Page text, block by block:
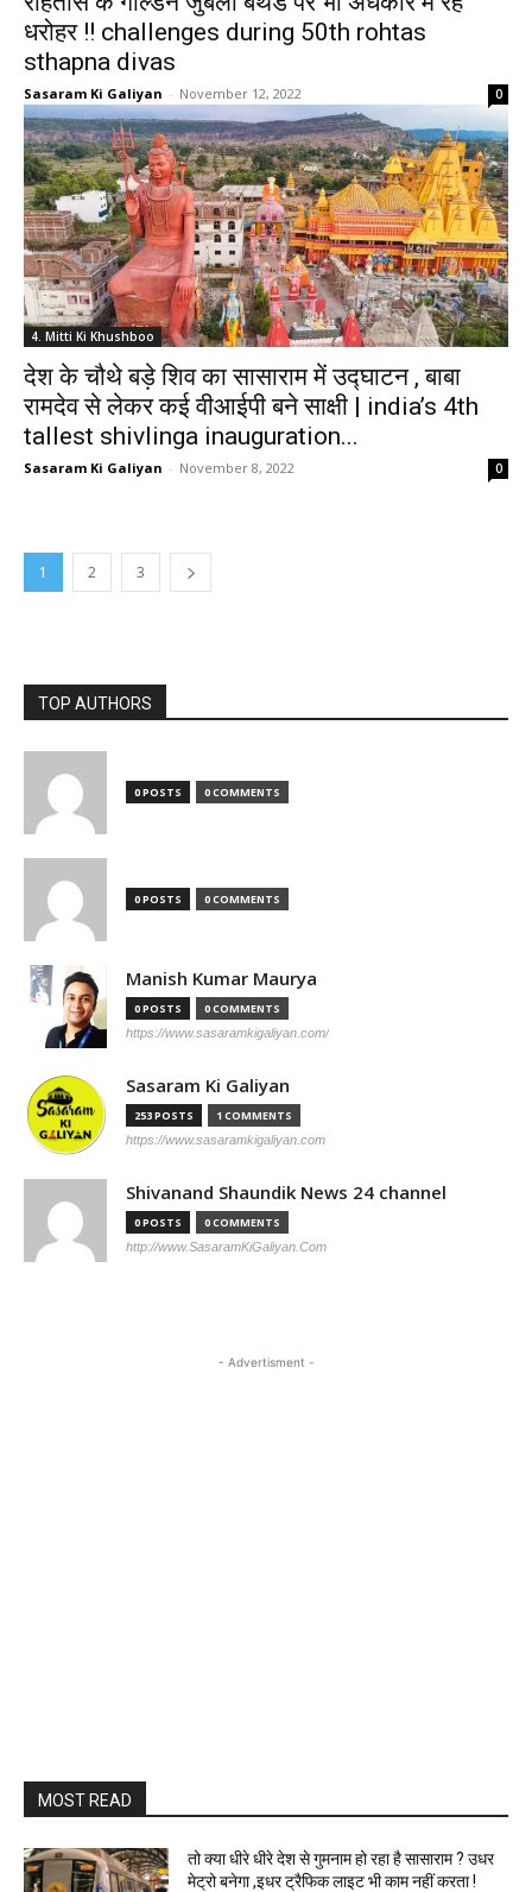
धरोहर !! challenges during 50th rohtas
sthapna divas
Sasaram Ki Galiyan - November 12, 2022 0
4. Mitti Ki Khushboo
देश के चौथे बड़े शिव का सासाराम में उद्घाटन , बाबा
रामदेव से लेकर कई वीआईपी बने साक्षी | india’s 4th
tallest shivlinga inauguration...
Sasaram Ki Galiyan - November 8, 2022 0
1 2 3
TOP AUTHORS
0 POSTS 0 COMMENTS
0 POSTS 0 COMMENTS
Manish Kumar Maurya
0 POSTS 0 COMMENTS
https://www.sasaramkigaliyan.com/
Sasaram Ki Galiyan
253 POSTS 1 COMMENTS
https://www.sasaramkigaliyan.com
Shivanand Shaundik News 24 channel
0 POSTS 0 COMMENTS
http://www.SasaramKiGaliyan.Com
- Advertisment -
MOST READ
तो क्या धीरे धीरे देश से गुमनाम हो रहा है सासाराम ? उधर
मेट्रो बनेगा ,इधर ट्रैफिक लाइट भी काम नहीं करता !